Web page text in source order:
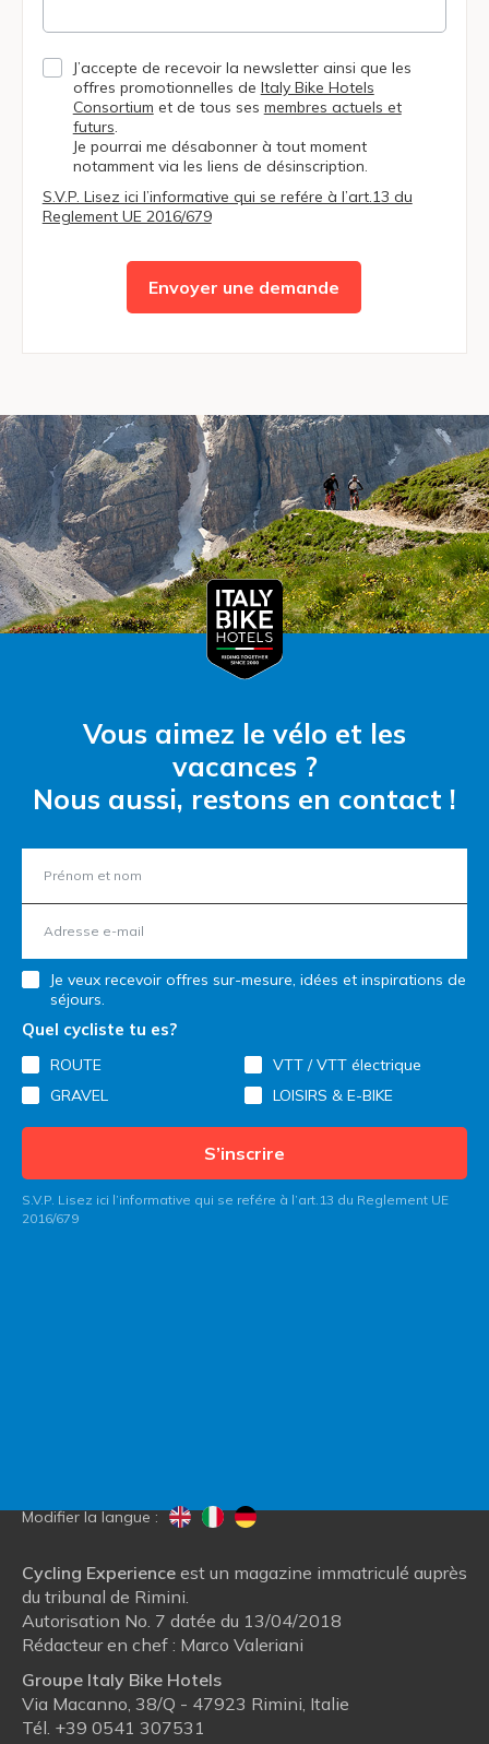
J’accepte de recevoir la newsletter ainsi que les
offres promotionnelles de Italy Bike Hotels
Consortium et de tous ses membres actuels et
futurs.
Je pourrai me désabonner à tout moment
notamment via les liens de désinscription.
S.V.P. Lisez ici l’informative qui se refére à l’art.13 du
Reglement UE 2016/679
Envoyer une demande
Vous aimez le vélo et les
vacances ?
Nous aussi, restons en contact !
Je veux recevoir offres sur-mesure, idées et inspirations de
séjours.
Quel cycliste tu es?
ROUTE
VTT / VTT électrique
GRAVEL
LOISIRS & E-BIKE
S’inscrire
S.V.P. Lisez ici l’informative qui se refére à l’art.13 du Reglement UE
2016/679
Modifier la langue :
Cycling Experience est un magazine immatriculé auprès
du tribunal de Rimini.
Autorisation No. 7 datée du 13/04/2018
Rédacteur en chef : Marco Valeriani
Groupe Italy Bike Hotels
Via Macanno, 38/Q - 47923 Rimini, Italie
Tél. +39 0541 307531